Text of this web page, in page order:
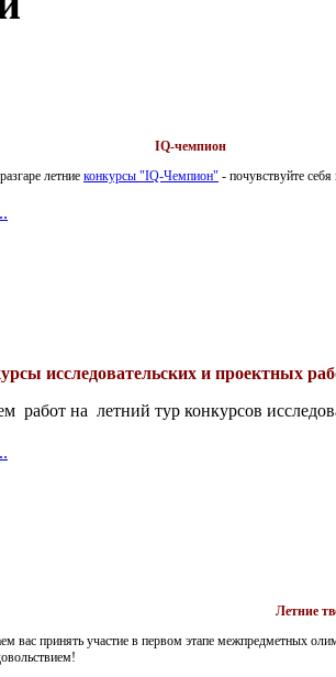
IQ-чемпион
летние конкурсы "IQ-Чемпион" - почувствуйте
исследовательских и проектных
работ на летний тур конкурсов
Летние
вас принять участие в первом этапе межпредметных